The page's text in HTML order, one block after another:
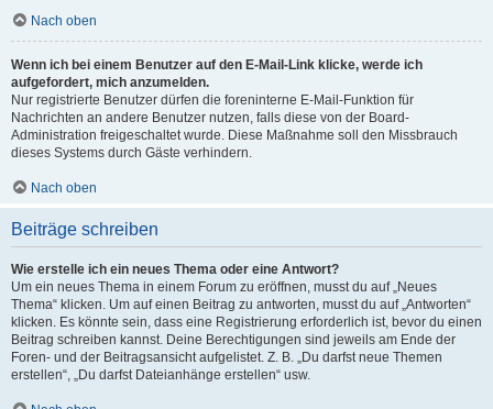
Nach oben
Wenn ich bei einem Benutzer auf den E-Mail-Link klicke, werde ich
aufgefordert, mich anzumelden.
Nur registrierte Benutzer dürfen die foreninterne E-Mail-Funktion für
Nachrichten an andere Benutzer nutzen, falls diese von der Board-
Administration freigeschaltet wurde. Diese Maßnahme soll den Missbrauch
dieses Systems durch Gäste verhindern.
Nach oben
Beiträge schreiben
Wie erstelle ich ein neues Thema oder eine Antwort?
Um ein neues Thema in einem Forum zu eröffnen, musst du auf „Neues
Thema“ klicken. Um auf einen Beitrag zu antworten, musst du auf „Antworten“
klicken. Es könnte sein, dass eine Registrierung erforderlich ist, bevor du einen
Beitrag schreiben kannst. Deine Berechtigungen sind jeweils am Ende der
Foren- und der Beitragsansicht aufgelistet. Z. B. „Du darfst neue Themen
erstellen“, „Du darfst Dateianhänge erstellen“ usw.